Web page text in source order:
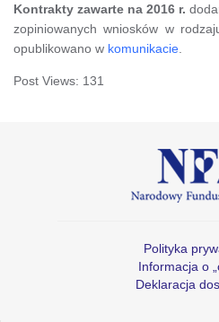
Kontrakty zawarte na 2016 r.
zopiniowanych wniosków w
opublikowano w komunikacie
Post Views: 131
Polityka
Informacja o
Deklaracja